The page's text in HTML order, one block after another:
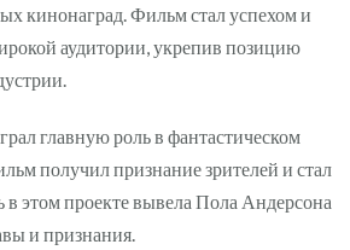
кинонаград. Фильм стал успехом и
аудитории, укрепив позицию
главную роль в фантастическом
получил признание зрителей и стал
в этом проекте вывела Пола Андерсона
и признания.